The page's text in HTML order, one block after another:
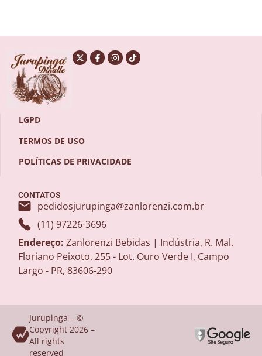
LGPD
TERMOS DE USO
POLÍTICAS DE PRIVACIDADE
CONTATOS
pedidosjurupinga@zanlorenzi.com.br
(11) 97226-3696
Endereço: Zanlorenzi Bebidas | Indústria, R. Mal.
Floriano Peixoto, 255 - Lot. Ouro Verde I, Campo
Largo - PR, 83606-290
Jurupinga – ©
Copyright 2026 –
All rights
reserved